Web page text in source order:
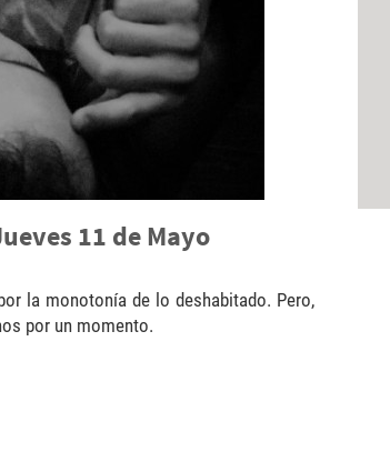
11 de Mayo
la monotonía de lo deshabitado. Pero,
por un momento.